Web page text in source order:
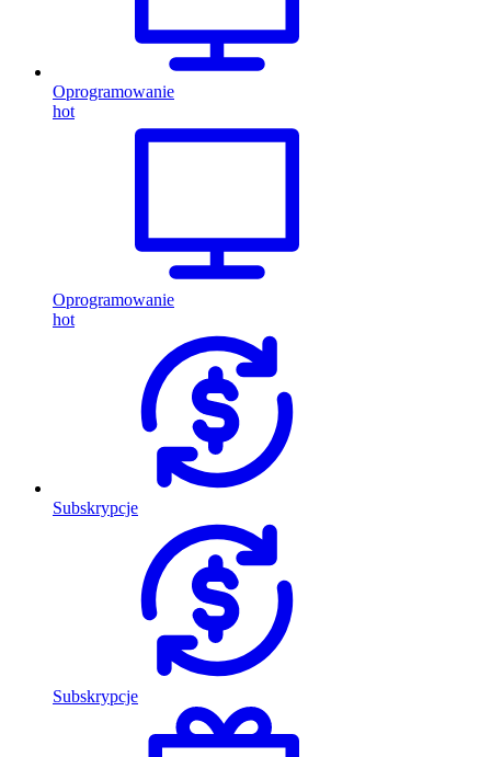
Oprogramowanie
hot
Oprogramowanie
hot
Subskrypcje
Subskrypcje